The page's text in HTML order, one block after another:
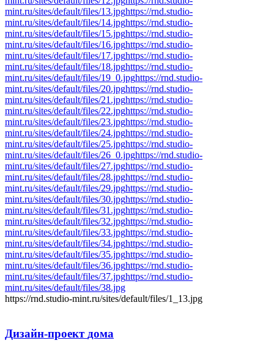
mint.ru/sites/default/files/13.jpghttps://rnd.studio-
mint.ru/sites/default/files/14.jpghttps://rnd.studio-
mint.ru/sites/default/files/15.jpghttps://rnd.studio-
mint.ru/sites/default/files/16.jpghttps://rnd.studio-
mint.ru/sites/default/files/17.jpghttps://rnd.studio-
mint.ru/sites/default/files/18.jpghttps://rnd.studio-
mint.ru/sites/default/files/19_0.jpghttps://rnd.studio-
mint.ru/sites/default/files/20.jpghttps://rnd.studio-
mint.ru/sites/default/files/21.jpghttps://rnd.studio-
mint.ru/sites/default/files/22.jpghttps://rnd.studio-
mint.ru/sites/default/files/23.jpghttps://rnd.studio-
mint.ru/sites/default/files/24.jpghttps://rnd.studio-
mint.ru/sites/default/files/25.jpghttps://rnd.studio-
mint.ru/sites/default/files/26_0.jpghttps://rnd.studio-
mint.ru/sites/default/files/27.jpghttps://rnd.studio-
mint.ru/sites/default/files/28.jpghttps://rnd.studio-
mint.ru/sites/default/files/29.jpghttps://rnd.studio-
mint.ru/sites/default/files/30.jpghttps://rnd.studio-
mint.ru/sites/default/files/31.jpghttps://rnd.studio-
mint.ru/sites/default/files/32.jpghttps://rnd.studio-
mint.ru/sites/default/files/33.jpghttps://rnd.studio-
mint.ru/sites/default/files/34.jpghttps://rnd.studio-
mint.ru/sites/default/files/35.jpghttps://rnd.studio-
mint.ru/sites/default/files/36.jpghttps://rnd.studio-
mint.ru/sites/default/files/37.jpghttps://rnd.studio-
mint.ru/sites/default/files/38.jpg
https://rnd.studio-mint.ru/sites/default/files/1_13.jpg
Дизайн-проект дома